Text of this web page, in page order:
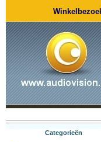
Categorieën